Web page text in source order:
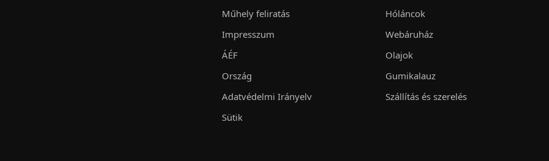
Műhely feliratás
Impresszum
ÁÉF
Ország
Adatvédelmi Irányelv
Sütik
Hóláncok
Webáruház
Olajok
Gumikalauz
Szállítás és szerelés